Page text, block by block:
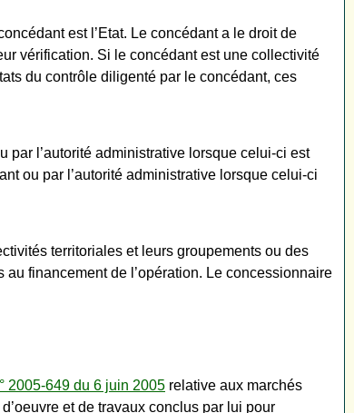
est l’Etat. Le concédant a le droit de
vérification. Si le concédant est une collectivité
du contrôle diligenté par le concédant, ces
par l’autorité administrative lorsque celui-ci est
ou par l’autorité administrative lorsque celui-ci
territoriales et leurs groupements ou des
financement de l’opération. Le concessionnaire
2005-649 du 6 juin 2005 relative aux marchés
et de travaux conclus par lui pour